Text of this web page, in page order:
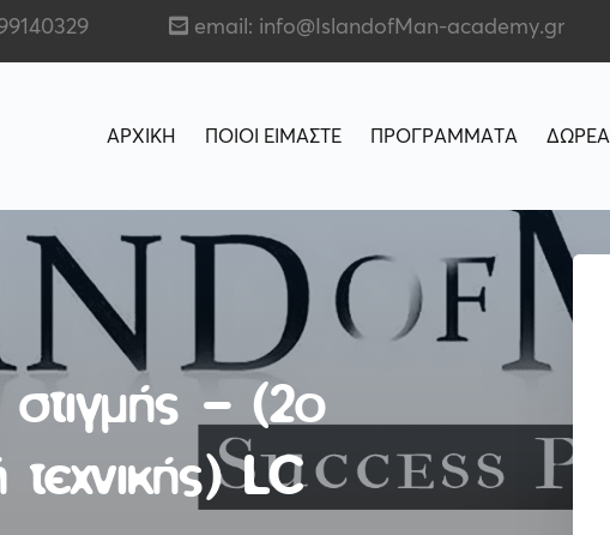
email: info@IslandofMan-academy.gr
ΑΡΧΙΚΗ ΠΟΙΟΙ ΕΙΜΑΣΤΕ ΠΡΟΓΡΑΜΜΑΤΑ
στιγμής – (2ο
LC